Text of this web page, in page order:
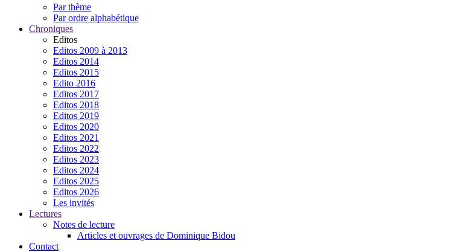
Par thème
Par ordre alphabétique
Chroniques
Editos
Editos 2009 à 2013
Editos 2014
Editos 2015
Edito 2016
Editos 2017
Editos 2018
Editos 2019
Editos 2020
Editos 2021
Editos 2022
Editos 2023
Editos 2024
Editos 2025
Editos 2026
Les invités
Lectures
Notes de lecture
Articles et ouvrages de Dominique Bidou
Contact